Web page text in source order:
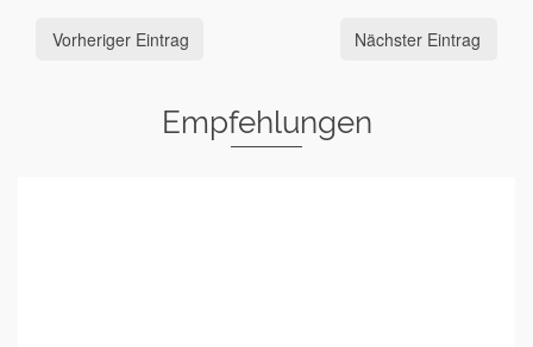
Vorheriger Eintrag Nächster Eintrag
Empfehlungen